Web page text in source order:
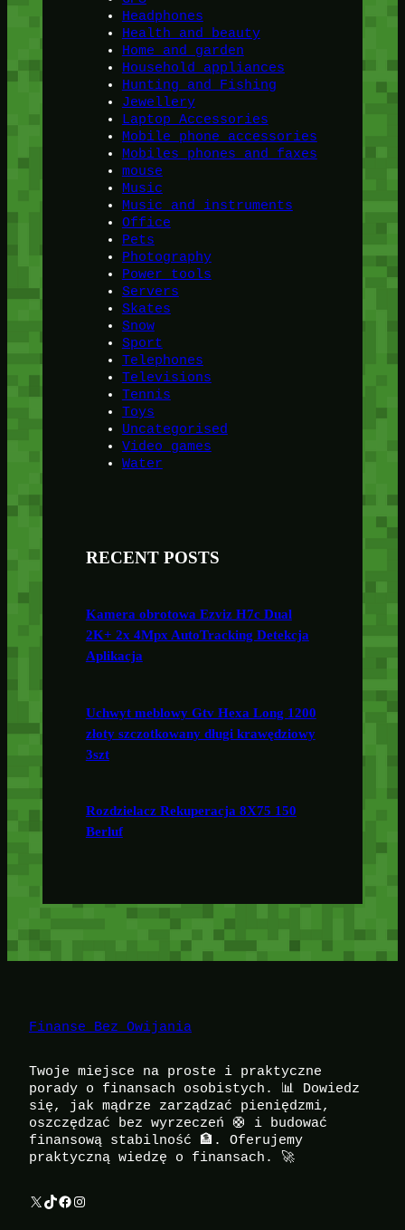
Headphones
Health and beauty
Home and garden
Household appliances
Hunting and Fishing
Jewellery
Laptop Accessories
Mobile phone accessories
Mobiles phones and faxes
mouse
Music
Music and instruments
Office
Pets
Photography
Power tools
Servers
Skates
Snow
Sport
Telephones
Televisions
Tennis
Toys
Uncategorised
Video games
Water
RECENT POSTS
Kamera obrotowa Ezviz H7c Dual
2K+ 2x 4Mpx AutoTracking Detekcja
Aplikacja
Uchwyt meblowy Gtv Hexa Long 1200
złoty szczotkowany długi krawędziowy
3szt
Rozdzielacz Rekuperacja 8X75 150
Berluf
Finanse Bez Owijania
Twoje miejsce na proste i praktyczne
porady o finansach osobistych. 📊 Dowiedz
się, jak mądrze zarządzać pieniędzmi,
oszczędzać bez wyrzeczeń 🛟 i budować
finansową stabilność 🏦. Oferujemy
praktyczną wiedzę o finansach. 🚀
X TikTok Facebook Instagram